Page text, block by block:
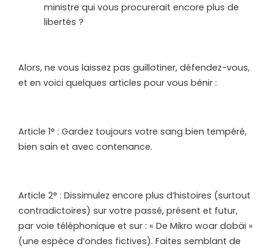
ministre qui vous procurerait encore plus de
libertés ?
Alors, ne vous laissez pas guillotiner, défendez-vous,
et en voici quelques articles pour vous bénir :
Article 1° : Gardez toujours votre sang bien tempéré,
bien sain et avec contenance.
Article 2° : Dissimulez encore plus d’histoires (surtout
contradictoires) sur votre passé, présent et futur,
par voie téléphonique et sur : « De Mikro woar dobäi »
(une espèce d’ondes fictives). Faites semblant de